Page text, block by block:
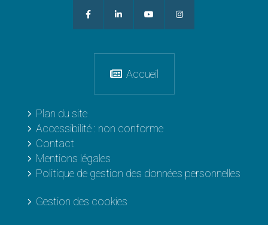
Accueil
Plan du site
Accessibilité : non conforme
Contact
Mentions légales
Politique de gestion des données personnelles
Gestion des cookies